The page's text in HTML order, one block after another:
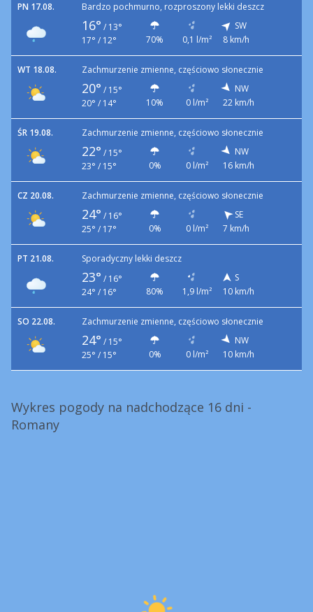
PN 17.08. Bardzo pochmurno, rozproszony lekki deszcz
16° / 13°
17° / 12°
70% 0,1 l/m²
SW
8 km/h
WT 18.08. Zachmurzenie zmienne, częściowo słonecznie
20° / 15°
20° / 14°
10% 0 l/m²
NW
22 km/h
ŚR 19.08. Zachmurzenie zmienne, częściowo słonecznie
22° / 15°
23° / 15°
0% 0 l/m²
NW
16 km/h
CZ 20.08. Zachmurzenie zmienne, częściowo słonecznie
24° / 16°
25° / 17°
0% 0 l/m²
SE
7 km/h
PT 21.08. Sporadyczny lekki deszcz
23° / 16°
24° / 16°
80% 1,9 l/m²
S
10 km/h
SO 22.08. Zachmurzenie zmienne, częściowo słonecznie
24° / 15°
25° / 15°
0% 0 l/m²
NW
10 km/h
Wykres pogody na nadchodzące 16 dni -
Romany